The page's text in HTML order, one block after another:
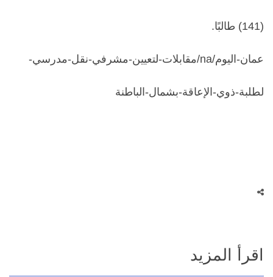
عمان-اليوم/na/مقابلات-لتعيين-مشرفي-نقل-مدرسي-
لطلبة-ذوي-الإعاقة-بشمال-الباطنة
اقرأ المزيد